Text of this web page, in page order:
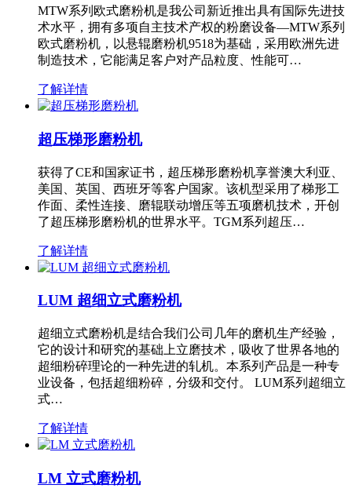
MTW系列欧式磨粉机是我公司新近推出具有国际先进技
术水平，拥有多项自主技术产权的粉磨设备—MTW系列
欧式磨粉机，以悬辊磨粉机9518为基础，采用欧洲先进
制造技术，它能满足客户对产品粒度、性能可…
了解详情
超压梯形磨粉机
获得了CE和国家证书，超压梯形磨粉机享誉澳大利亚、
美国、英国、西班牙等客户国家。该机型采用了梯形工
作面、柔性连接、磨辊联动增压等五项磨机技术，开创
了超压梯形磨粉机的世界水平。TGM系列超压…
了解详情
LUM 超细立式磨粉机
超细立式磨粉机是结合我们公司几年的磨机生产经验，
它的设计和研究的基础上立磨技术，吸收了世界各地的
超细粉碎理论的一种先进的轧机。本系列产品是一种专
业设备，包括超细粉碎，分级和交付。 LUM系列超细立
式…
了解详情
LM 立式磨粉机